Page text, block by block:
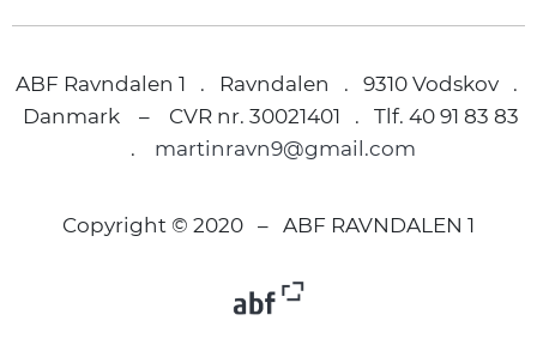
ABF Ravndalen 1 . Ravndalen . 9310 Vodskov .
Danmark – CVR nr. 30021401 . Tlf. 40 91 83 83
. martinravn9@gmail.com
Copyright © 2020 – ABF RAVNDALEN 1